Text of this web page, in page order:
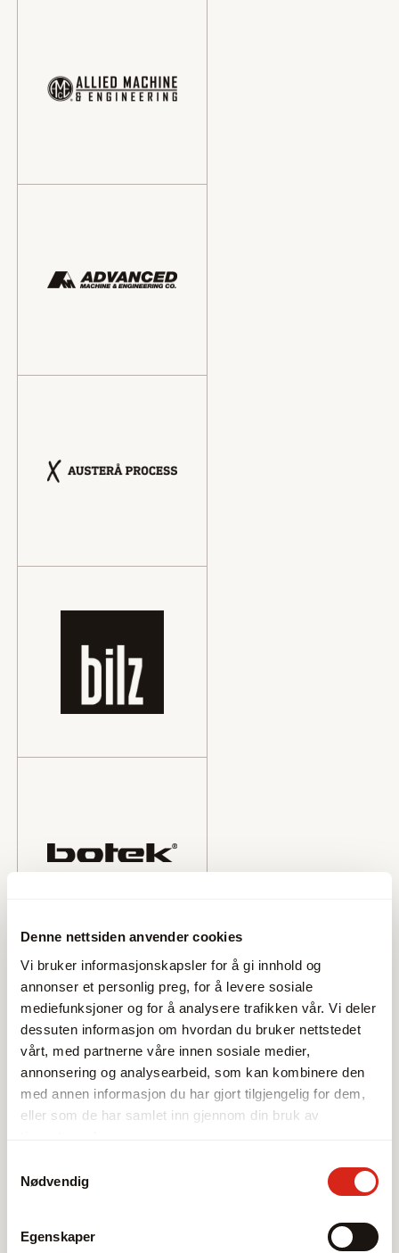
Denne nettsiden anvender cookies
Vi bruker informasjonskapsler for å gi innhold og
annonser et personlig preg, for å levere sosiale
mediefunksjoner og for å analysere trafikken vår. Vi deler
dessuten informasjon om hvordan du bruker nettstedet
vårt, med partnerne våre innen sosiale medier,
annonsering og analysearbeid, som kan kombinere den
med annen informasjon du har gjort tilgjengelig for dem,
eller som de har samlet inn gjennom din bruk av
Nødvendig
Egenskaper